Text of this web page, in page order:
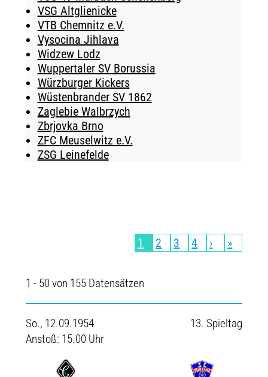
VSG Altglienicke
VTB Chemnitz e.V.
Vysocina Jihlava
Widzew Lodz
Wuppertaler SV Borussia
Würzburger Kickers
Wüstenbrander SV 1862
Zaglebie Walbrzych
Zbrjovka Brno
ZFC Meuselwitz e.V.
ZSG Leinefelde
1 2 3 4 › »
1 - 50 von 155 Datensätzen
So., 12.09.1954
Anstoß: 15.00 Uhr
13. Spieltag